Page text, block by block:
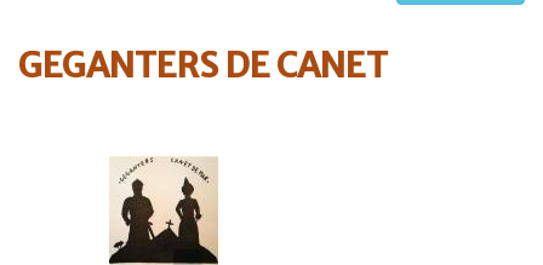
GEGANTERS DE CANET